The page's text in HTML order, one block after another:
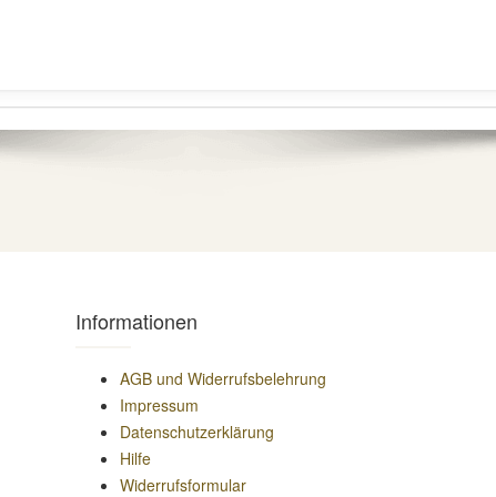
Informationen
AGB und Widerrufsbelehrung
Impressum
Datenschutzerklärung
Hilfe
Widerrufsformular